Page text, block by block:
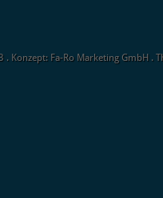
. Konzept: Fa-Ro Marketing GmbH .